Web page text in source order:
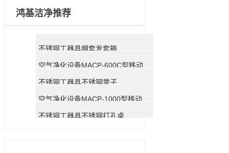
鸿基洁净推荐
不锈钢工器具帽套发套箱
不锈钢工器具不锈钢凳子
不锈钢工器具不锈钢打孔桌